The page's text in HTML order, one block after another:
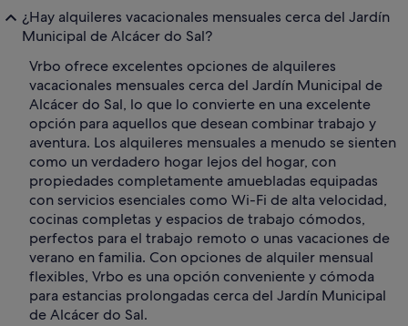
¿Hay alquileres vacacionales mensuales cerca del Jardín
Municipal de Alcácer do Sal?
Vrbo ofrece excelentes opciones de alquileres
vacacionales mensuales cerca del Jardín Municipal de
Alcácer do Sal, lo que lo convierte en una excelente
opción para aquellos que desean combinar trabajo y
aventura. Los alquileres mensuales a menudo se sienten
como un verdadero hogar lejos del hogar, con
propiedades completamente amuebladas equipadas
con servicios esenciales como Wi-Fi de alta velocidad,
cocinas completas y espacios de trabajo cómodos,
perfectos para el trabajo remoto o unas vacaciones de
verano en familia. Con opciones de alquiler mensual
flexibles, Vrbo es una opción conveniente y cómoda
para estancias prolongadas cerca del Jardín Municipal
de Alcácer do Sal.